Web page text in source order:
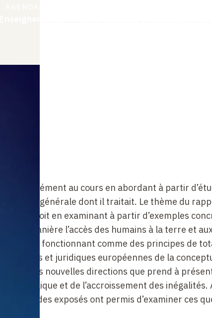
au
complément au cours en abordant à partir
générale dont il traitait. Le thème du
: soit en examinant à partir d’exemples
quelle manière l’accès des humains à la terre et
diverses fonctionnant comme des principes de
et juridiques européennes de la
et sur les nouvelles directions que prend à
écologique et de l’accroissement des inégalités.
des exposés ont permis d’examiner ces